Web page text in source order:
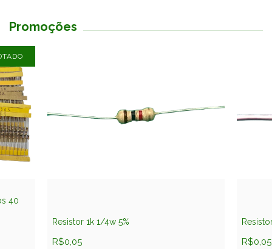
Promoções
40
Resistor 1k 1/4w 5%
R$0,05 R$0,05